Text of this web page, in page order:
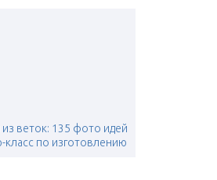
веток: 135 фото идей
класс по изготовлению